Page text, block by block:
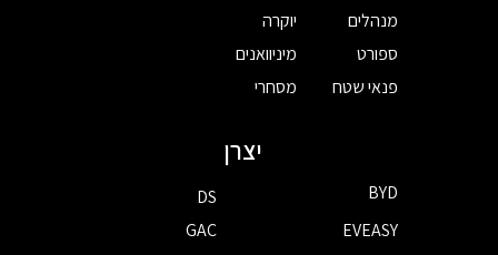
מנהלים
ספורט
פנאי שטח
יוקרה
מיניוואנים
מסחרי
יצרן
BYD
DS
EVEASY
GAC